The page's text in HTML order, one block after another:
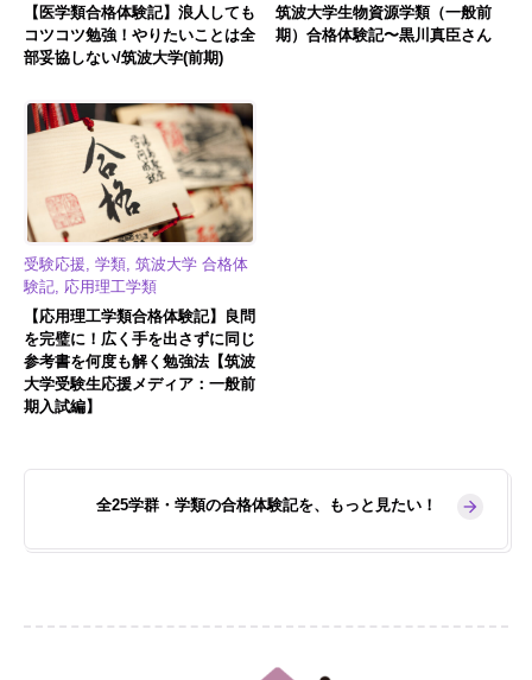
【医学類合格体験記】浪人しても
コツコツ勉強！やりたいことは全
部妥協しない/筑波大学(前期)
筑波大学生物資源学類（一般前
期）合格体験記〜黒川真臣さん
受験応援, 学類, 筑波大学 合格体
験記, 応用理工学類
【応用理工学類合格体験記】良問
を完璧に！広く手を出さずに同じ
参考書を何度も解く勉強法【筑波
大学受験生応援メディア：一般前
期入試編】
全25学群・学類の合格体験記を、もっと見たい！